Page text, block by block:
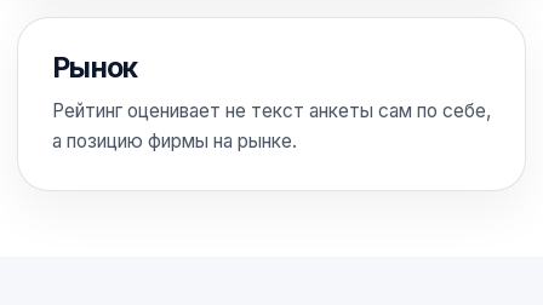
Рынок
Рейтинг оценивает не текст анкеты сам по себе,
а позицию фирмы на рынке.